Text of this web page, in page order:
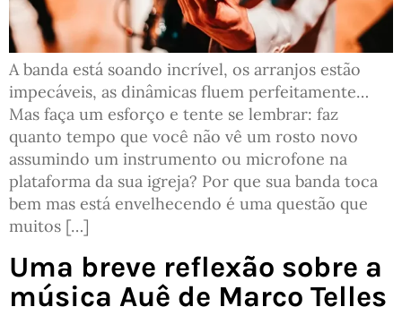
A banda está soando incrível, os arranjos estão
impecáveis, as dinâmicas fluem perfeitamente…
Mas faça um esforço e tente se lembrar: faz
quanto tempo que você não vê um rosto novo
assumindo um instrumento ou microfone na
plataforma da sua igreja? Por que sua banda toca
bem mas está envelhecendo é uma questão que
muitos […]
Uma breve reflexão sobre a
música Auê de Marco Telles